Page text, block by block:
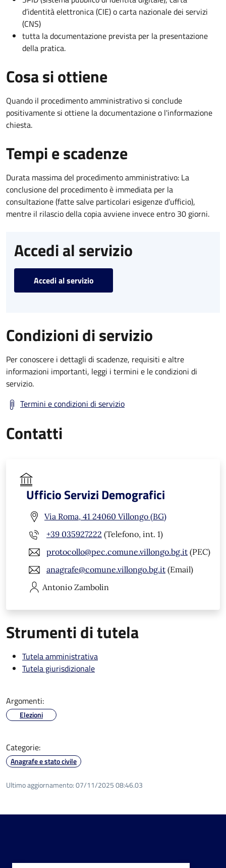
d’identità elettronica (CIE) o carta nazionale dei servizi
(CNS)
tutta la documentazione prevista per la presentazione
della pratica.
Cosa si ottiene
Quando il procedimento amministrativo si conclude
positivamente si ottiene la documentazione o l'informazione
chiesta.
Tempi e scadenze
Durata massima del procedimento amministrativo: La
conclusione del procedimento è immediata per la
consultazione (fatte salve particolari esigenze d’ufficio),
mentre il rilascio della copia avviene invece entro 30 giorni.
Accedi al servizio
Accedi al servizio
Condizioni di servizio
Per conoscere i dettagli di scadenze, requisiti e altre
informazioni importanti, leggi i termini e le condizioni di
servizio.
Termini e condizioni di servizio
Contatti
Ufficio Servizi Demografici
Via Roma, 41 24060 Villongo (BG)
+39 035927222 (Telefono, int. 1)
protocollo@pec.comune.villongo.bg.it (PEC)
anagrafe@comune.villongo.bg.it (Email)
Antonio Zambolin
Strumenti di tutela
Tutela amministrativa
Tutela giurisdizionale
Argomenti:
Elezioni
Categorie:
Anagrafe e stato civile
Ultimo aggiornamento:07/11/2025 08:46.03